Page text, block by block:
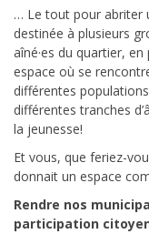
… Le tout pour abriter
destinée à plusieurs
aîné·es du quartier,
espace où se
différentes
différentes tranches
la jeunesse!
Et vous, que feriez-
donnait un espace
Rendre nos
participation